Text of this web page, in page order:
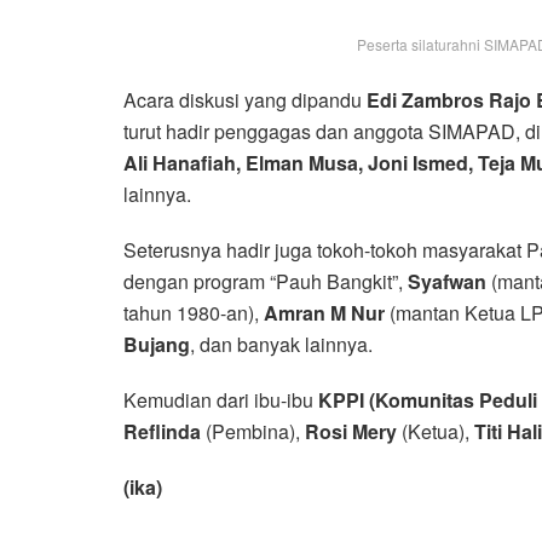
Peserta silaturahni
Acara diskusi yang dipandu Edi Zambros Rajo
turut hadir penggagas dan anggota SIMAPAD,
Ali Hanafiah, Elman Musa, Joni Ismed, Teja
lainnya.
Seterusnya hadir juga tokoh-tokoh masyarakat
dengan program “Pauh Bangkit”, Syafwan
tahun 1980-an), Amran M Nur (mantan Ketua
Bujang, dan banyak lainnya.
Kemudian dari ibu-ibu KPPI (Komunitas
Reflinda (Pembina), Rosi Mery (Ketua), Titi
(ika)